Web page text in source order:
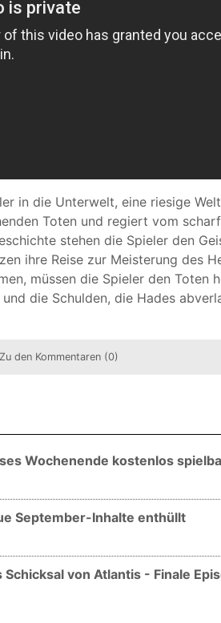
in die Unterwelt, eine riesige
Toten und regiert vom
stehen die Spieler den
ihre Reise zur Meisterung des
müssen die Spieler den Toten
die Schulden, die Hades
Zu den Kommentaren (0)
Wochenende kostenlos
September-Inhalte enthüllt
von Atlantis - Finale